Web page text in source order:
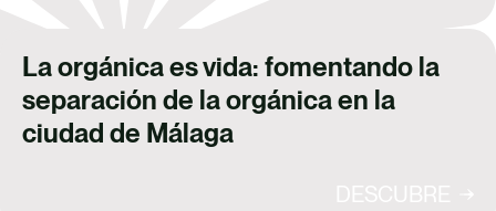
La orgánica es vida: fomentando la
separación de la orgánica en la
ciudad de Málaga